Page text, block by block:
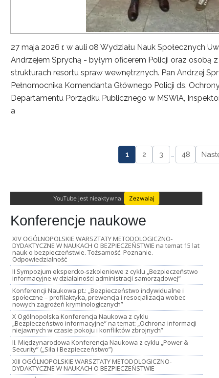
27 maja 2026 r. w auli 08 Wydziału Nauk Społecznych
Andrzejem Sprychą - byłym oficerem Policji oraz osobą
strukturach resortu spraw wewnętrznych. Pan Andrzej
Pełnomocnika Komendanta Głównego Policji ds.
Departamentu Porządku Publicznego w MSWiA,
a
1 2 3 … 48
YouTube jest nieaktywna. Zezwalaj
Konferencje naukowe
XIV OGÓLNOPOLSKIE WARSZTATY METODOLOGICZNO-
DYDAKTYCZNE W NAUKACH O BEZPIECZEŃSTWIE na temat 15 lat
nauk o bezpieczeństwie. Tożsamość. Poznanie.
Odpowiedzialność
II Sympozjum ekspercko-szkoleniowe z cyklu „Bezpieczeństwo
informacyjne w działalności administracji samorządowej”
Konferencji Naukowa pt.: „Bezpieczeństwo indywidualne i
społeczne – profilaktyka, prewencja i resocjalizacja wobec
nowych zagrożeń kryminologicznych”
X Ogólnopolska Konferencja Naukowa z cyklu
„Bezpieczeństwo informacyjne” na temat: „Ochrona informacji
niejawnych w czasie pokoju i konfliktów zbrojnych”
II. Międzynarodowa Konferencja Naukowa z cyklu „Power &
Security” („Siła i Bezpieczeństwo”)
XIII OGÓLNOPOLSKIE WARSZTATY METODOLOGICZNO-
DYDAKTYCZNE W NAUKACH O BEZPIECZEŃSTWIE